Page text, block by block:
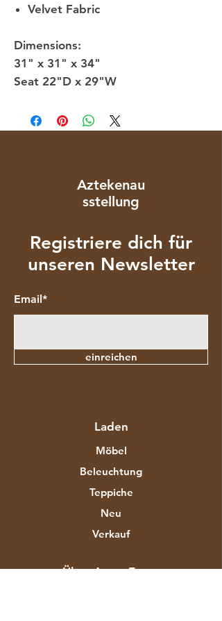
Velvet Fabric
Dimensions:
31" x 31" x 34"
Seat 22"D x 29"W
Aztekenau
sstellung
Registriere dich für
unseren Newsletter
Email*
einreichen
Laden
Möbel
Beleuchtung
Teppiche
Neu
Verkauf
Über Aztec Expo